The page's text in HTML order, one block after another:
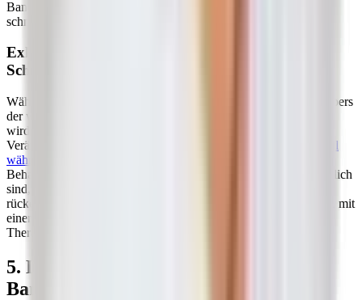
Bandscheibenmaterial kann dann mit der Zeit seine Elastizität
schnell einbüßen und so im übertragenen Sinn „verhungern“.
Exkurs: Bandscheibenvorfall in der
Schwangerschaft
Während der Schwangerschaft verändert sich die Statik des Körpers
der werdenden Mutter, wodurch die Wirbelsäule stärker belastet
wird. Besonders das zusätzliche Gewicht und hormonelle
Veränderungen können das Risiko für einen
Bandscheibenvorfall
während der Schwangerschaft
Behandlungsmethoden in dieser Zeit nicht uneingeschränkt möglich
sind, können schonende Bewegungsübungen und eine
rückengerechte Haltung unterstützend wirken. Es empfiehlt sich, mit
einem Arzt oder einer Hebamme über individuelle
Therapiemöglichkeiten zu sprechen.
5. Diagnose: Wie wird ein
Bandscheibenvorfall festgestellt?